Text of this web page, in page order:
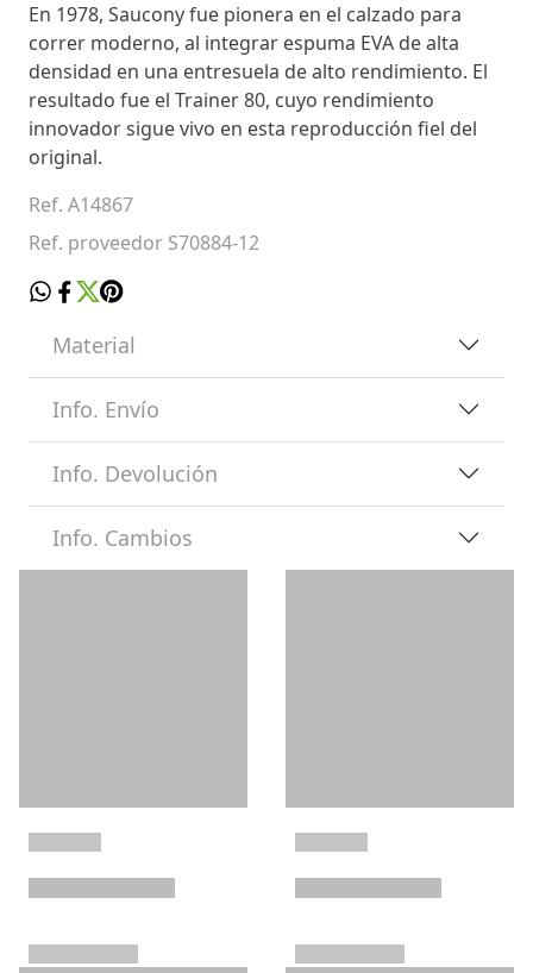
En 1978, Saucony fue pionera en el calzado para
correr moderno, al integrar espuma EVA de alta
densidad en una entresuela de alto rendimiento. El
resultado fue el Trainer 80, cuyo rendimiento
innovador sigue vivo en esta reproducción fiel del
original.
Ref. A14867
Ref. proveedor S70884-12
Material
Info. Envío
Info. Devolución
Info. Cambios